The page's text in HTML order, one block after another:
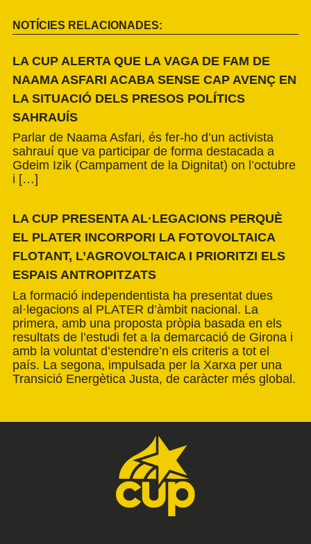
NOTÍCIES RELACIONADES:
LA CUP ALERTA QUE LA VAGA DE FAM DE
NAAMA ASFARI ACABA SENSE CAP AVENÇ EN
LA SITUACIÓ DELS PRESOS POLÍTICS
SAHRAUÍS
Parlar de Naama Asfari, és fer-ho d’un activista
sahrauí que va participar de forma destacada a
Gdeim Izik (Campament de la Dignitat) on l’octubre
i […]
LA CUP PRESENTA AL·LEGACIONS PERQUÈ
EL PLATER INCORPORI LA FOTOVOLTAICA
FLOTANT, L’AGROVOLTAICA I PRIORITZI ELS
ESPAIS ANTROPITZATS
La formació independentista ha presentat dues
al·legacions al PLATER d’àmbit nacional. La
primera, amb una proposta pròpia basada en els
resultats de l’estudi fet a la demarcació de Girona i
amb la voluntat d’estendre’n els criteris a tot el
país. La segona, impulsada per la Xarxa per una
Transició Energètica Justa, de caràcter més global.